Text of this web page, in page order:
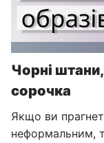
Чорні
сорочка
Якщо ви
неформальним,